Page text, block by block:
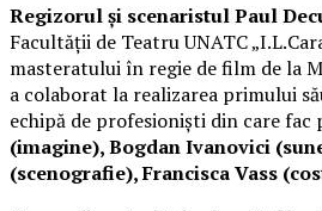
Regizorul și scenaristul Paul
Facultății de Teatru UNATC
masteratului în regie de film de la
a colaborat la realizarea primului
echipă de profesioniști din care fac
(imagine), Bogdan Ivanovici
(scenografie), Francisca Vass